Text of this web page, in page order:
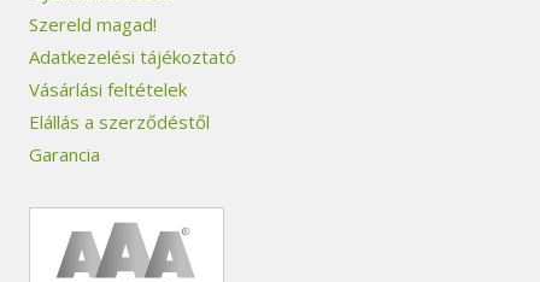
Szereld magad!
Adatkezelési tájékoztató
Vásárlási feltételek
Elállás a szerződéstől
Garancia